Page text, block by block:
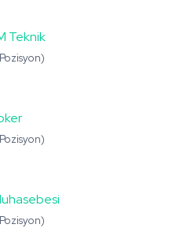
Teknik